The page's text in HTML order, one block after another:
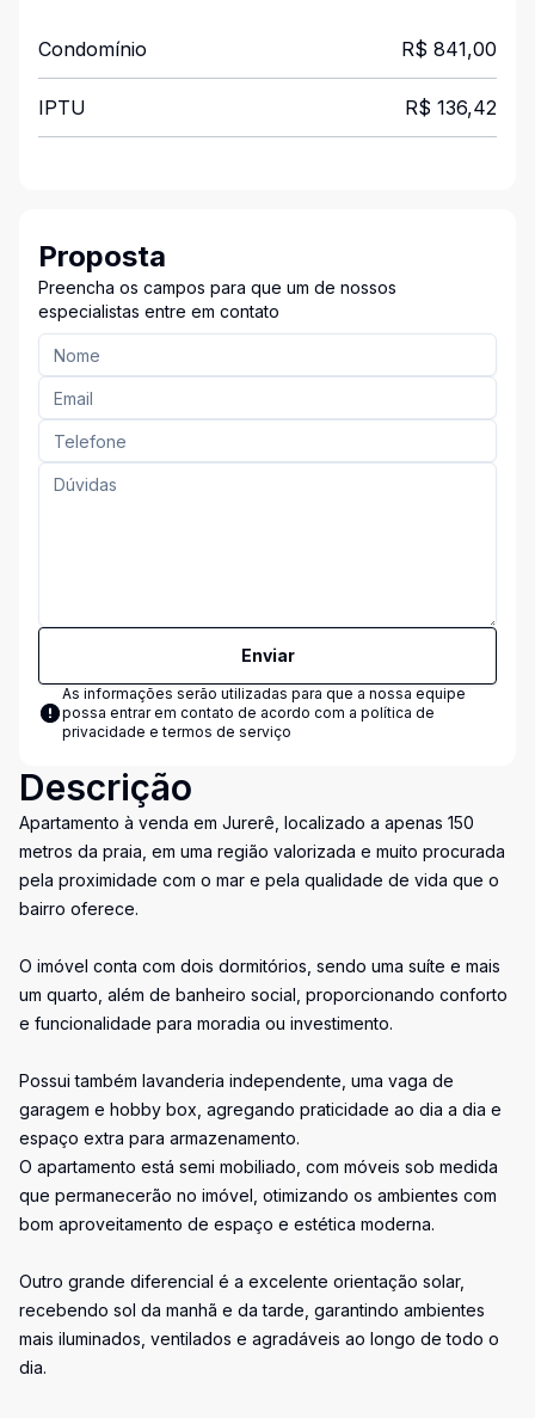
Condomínio R$ 841,00
IPTU R$ 136,42
Proposta
Preencha os campos para que um de nossos
especialistas entre em contato
Enviar
As informações serão utilizadas para que a nossa equipe
possa entrar em contato de acordo com a política de
privacidade e termos de serviço
Descrição
Apartamento à venda em Jurerê, localizado a apenas 150
metros da praia, em uma região valorizada e muito procurada
pela proximidade com o mar e pela qualidade de vida que o
bairro oferece.
O imóvel conta com dois dormitórios, sendo uma suíte e mais
um quarto, além de banheiro social, proporcionando conforto
e funcionalidade para moradia ou investimento.
Possui também lavanderia independente, uma vaga de
garagem e hobby box, agregando praticidade ao dia a dia e
espaço extra para armazenamento.
O apartamento está semi mobiliado, com móveis sob medida
que permanecerão no imóvel, otimizando os ambientes com
bom aproveitamento de espaço e estética moderna.
Outro grande diferencial é a excelente orientação solar,
recebendo sol da manhã e da tarde, garantindo ambientes
mais iluminados, ventilados e agradáveis ao longo de todo o
dia.